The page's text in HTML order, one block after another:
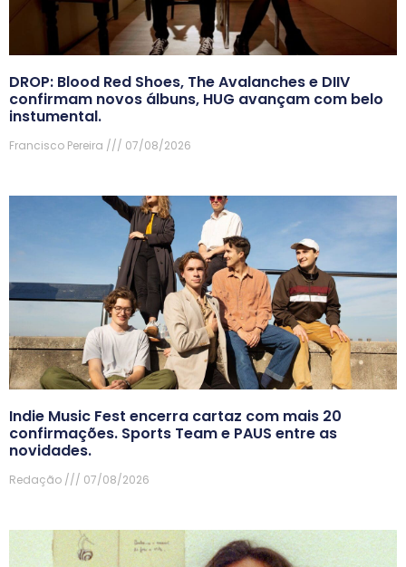
DROP: Blood Red Shoes, The Avalanches e DIIV
confirmam novos álbuns, HUG avançam com belo
instumental.
Francisco Pereira 07/08/2026
Indie Music Fest encerra cartaz com mais 20
confirmações. Sports Team e PAUS entre as
novidades.
Redação 07/08/2026